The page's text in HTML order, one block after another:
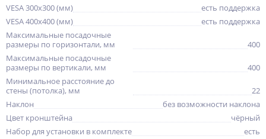
VESA 300x300 (мм)
есть поддержка
VESA 400x400 (мм)
есть поддержка
Максимальные посадочные
размеры по горизонтали, мм
400
Максимальные посадочные
размеры по вертикали, мм
400
Минимальное расстояние до
стены (потолка), мм
22
Наклон
без возможности наклона
Цвет кронштейна
чёрный
Набор для установки в комплекте
есть